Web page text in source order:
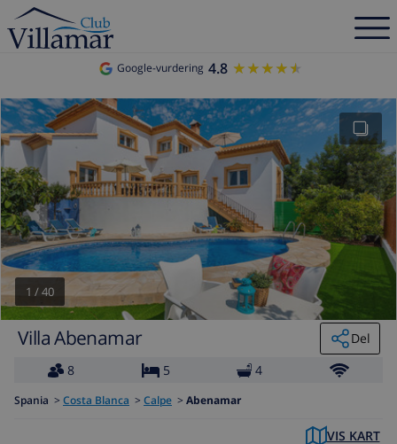
Google-vurdering 4.8 ★★★★★
★★★★★
1 /40
Villa Abenamar
Del
8
5 4
Spania > Costa Blanca > Calpe > Abenamar
VIS KART